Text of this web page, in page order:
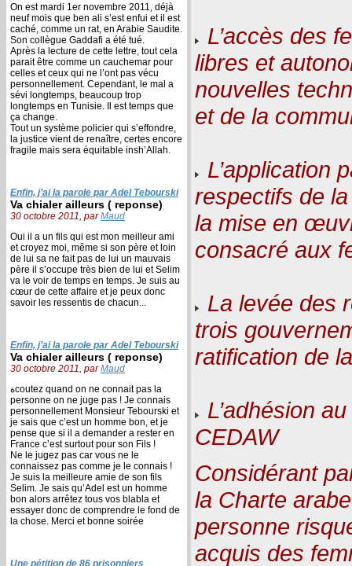
On est mardi 1er novembre 2011, déjà
neuf mois que ben ali s’est enfui et il est
caché, comme un rat, en Arabie Saudite.
Son collègue Gaddafi a été tué.
Après la lecture de cette lettre, tout cela
parait être comme un cauchemar pour
celles et ceux qui ne l’ont pas vécu
personnellement. Cependant, le mal a
sévi longtemps, beaucoup trop
longtemps en Tunisie. Il est temps que
ça change.
Tout un système policier qui s’effondre,
la justice vient de renaître, certes encore
fragile mais sera équitable insh’Allah.
Enfin, j’ai la parole par Adel Tebourski
Va chialer ailleurs ( reponse)
30 octobre 2011, parMaud
Oui il a un fils qui est mon meilleur ami
et croyez moi, même si son père et loin
de lui sa ne fait pas de lui un mauvais
père il s’occupe très bien de lui et Selim
va le voir de temps en temps. Je suis au
cœur de cette affaire et je peux donc
savoir les ressentis de chacun...
Enfin, j’ai la parole par Adel Tebourski
Va chialer ailleurs ( reponse)
30 octobre 2011, parMaud
ةcoutez quand on ne connait pas la
personne on ne juge pas ! Je connais
personnellement Monsieur Tebourski et
je sais que c’est un homme bon, et je
pense que si il a demander a rester en
France c’est surtout pour son Fils !
Ne le jugez pas car vous ne le
connaissez pas comme je le connais !
Je suis la meilleure amie de son fils
Selim. Je sais qu’Adel est un homme
bon alors arrêtez tous vos blabla et
essayer donc de comprendre le fond de
la chose. Merci et bonne soirée
Une pétition de 86 prisonniers
L’accès des
libres et
nouvelles
et de la
L’application
respectifs de
la mise en
consacré aux
La levée des
trois
ratification de
L’adhésion
CEDAW
Considérant
la Charte
personne
acquis des